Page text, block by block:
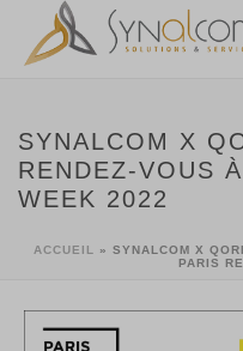
SYNALCOM X
RENDEZ-VOUS
WEEK 2022
ACCUEIL » SYNALCOM X
PARIS